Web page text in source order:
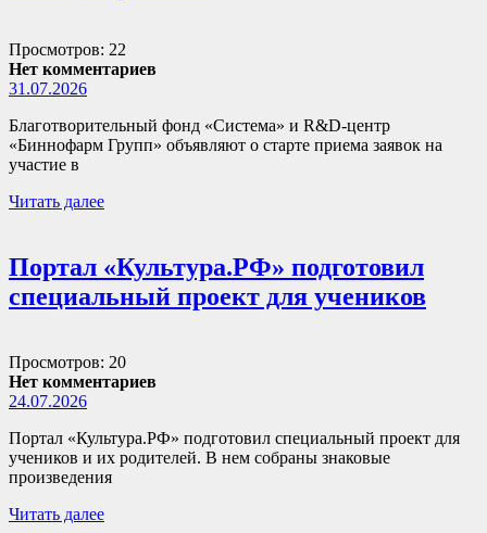
Просмотров: 22
Нет комментариев
31.07.2026
Благотворительный фонд «Система» и R&D-центр
«Биннофарм Групп» объявляют о старте приема заявок на
участие в
Читать далее
Портал «Культура.РФ» подготовил
специальный проект для учеников
Просмотров: 20
Нет комментариев
24.07.2026
Портал «Культура.РФ» подготовил специальный проект для
учеников и их родителей. В нем собраны знаковые
произведения
Читать далее